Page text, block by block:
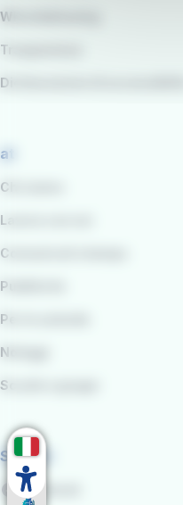
Whistleblowing
Trasparenza
Dichiarazione di accessibilità
at
Chi siamo
Lavora con noi
Comunicati stampa
Pubblicità
Per le aziende
Noleggi
Scuole e gruppi
Seguici
Facebook